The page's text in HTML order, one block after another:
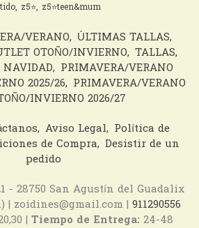
z5⭐️ z5⭐️teen&mum
VERANO ÚLTIMAS TALLAS
OTOÑO/INVIERNO TALLAS
NAVIDAD PRIMAVERA/VERANO
2025/26 PRIMAVERA/VERANO
INVIERNO 2026/27
Aviso Legal Política de
de Compra Desistir de un
pedido
- 28750 San Agustín del Guadalix
| zoidines@gmail.com | 911290556
| Tiempo de Entrega: 24-48